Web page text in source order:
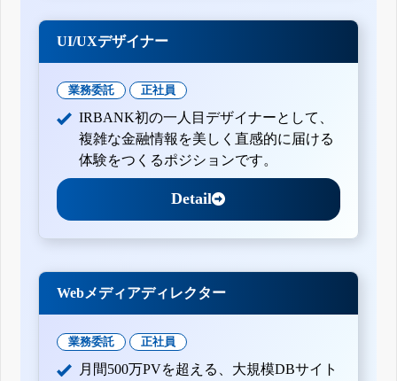
UI/UXデザイナー
業務委託 正社員
IRBANK初の一人目デザイナーとして、
複雑な金融情報を美しく直感的に届ける
体験をつくるポジションです。
Detail
Webメディアディレクター
業務委託 正社員
月間500万PVを超える、大規模DBサイト